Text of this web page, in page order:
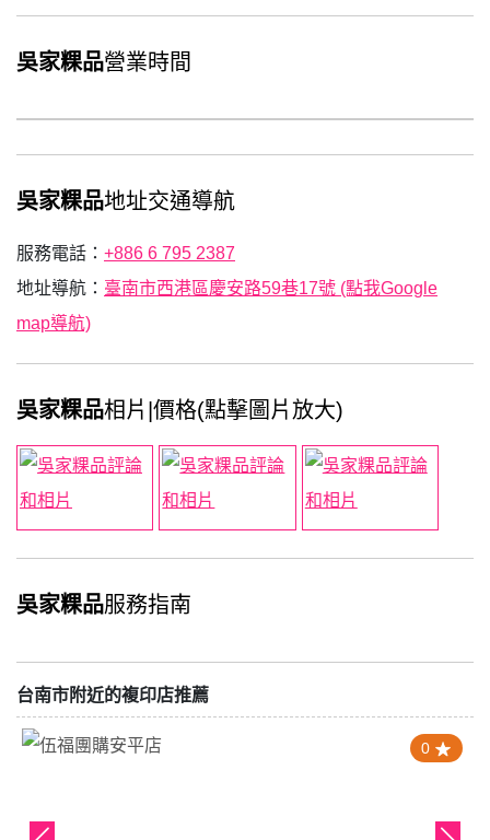
吳家粿品營業時間
吳家粿品地址交通導航
服務電話： +886 6 795 2387
地址導航： 臺南市西港區慶安路59巷17號 (點我Google
map導航)
吳家粿品相片|價格(點擊圖片放大)
吳家粿品服務指南
台南市附近的複印店推薦
0